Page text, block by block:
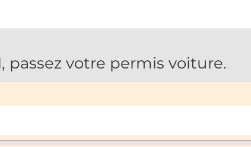
passez votre permis voiture.